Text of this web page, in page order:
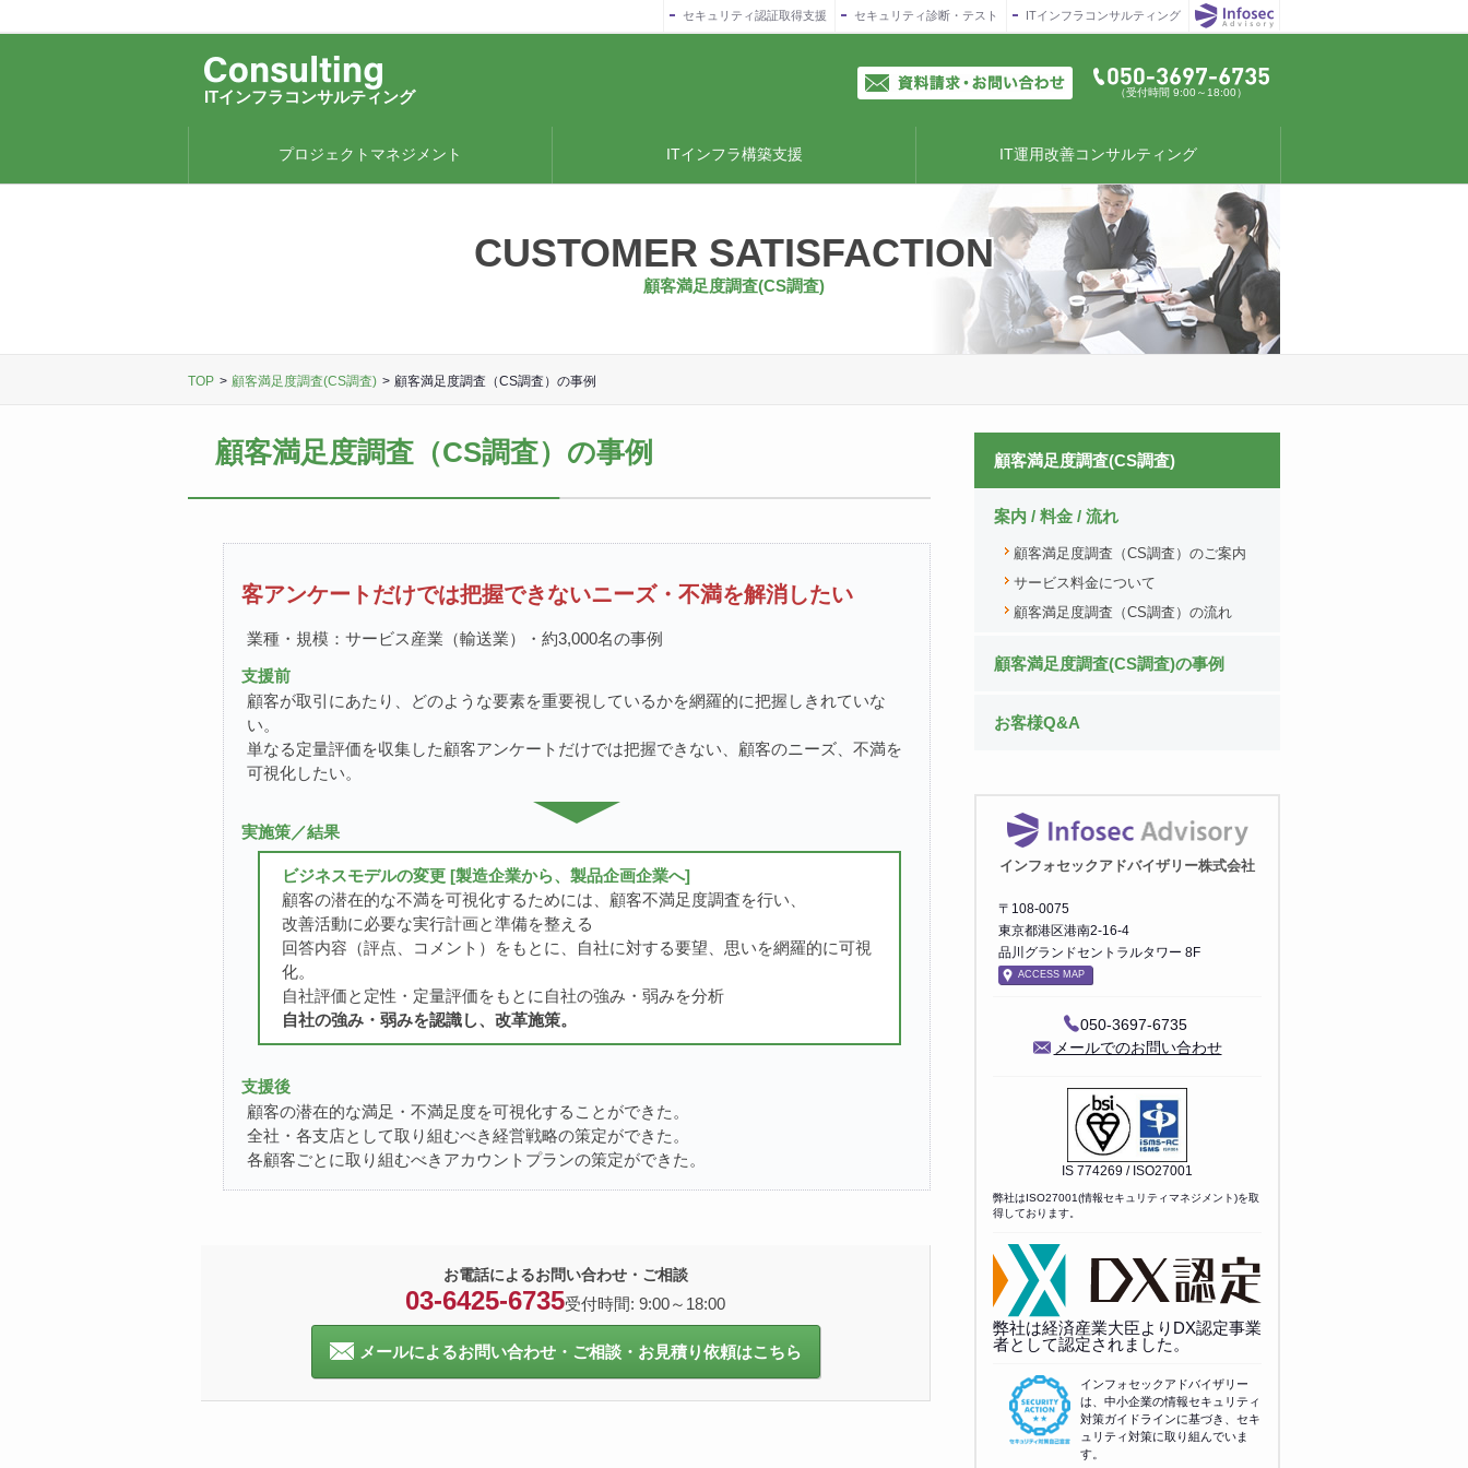
セキュリティ認証取得支援 セキュリティ診断・テスト ITインフラコンサルティング
ITインフラコンサルティング （受付時間 9:00～18:00）
プロジェクトマネジメント ITインフラ構築支援 IT運用改善コンサルティング
CUSTOMER SATISFACTION
顧客満足度調査(CS調査)
TOP 顧客満足度調査(CS調査) 顧客満足度調査（CS調査）の事例
顧客満足度調査（CS調査）の事例
客アンケートだけでは把握できないニーズ・不満を解消したい
業種・規模：サービス産業（輸送業）・約3,000名の事例
支援前
顧客が取引にあたり、どのような要素を重要視しているかを網羅的に把握しきれていな
い。
単なる定量評価を収集した顧客アンケートだけでは把握できない、顧客のニーズ、不満を
可視化したい。
実施策／結果
ビジネスモデルの変更 [製造企業から、製品企画企業へ]
顧客の潜在的な不満を可視化するためには、顧客不満足度調査を行い、
改善活動に必要な実行計画と準備を整える
回答内容（評点、コメント）をもとに、自社に対する要望、思いを網羅的に可視
化。
自社評価と定性・定量評価をもとに自社の強み・弱みを分析
自社の強み・弱みを認識し、改革施策。
支援後
顧客の潜在的な満足・不満足度を可視化することができた。
全社・各支店として取り組むべき経営戦略の策定ができた。
各顧客ごとに取り組むべきアカウントプランの策定ができた。
お電話によるお問い合わせ・ご相談
03-6425-6735受付時間: 9:00～18:00
メールによるお問い合わせ・ご相談・お見積り依頼はこちら
顧客満足度調査(CS調査)
案内 / 料金 / 流れ
顧客満足度調査（CS調査）のご案内
サービス料金について
顧客満足度調査（CS調査）の流れ
顧客満足度調査(CS調査)の事例
お客様Q&A
インフォセックアドバイザリー株式会社
〒108-0075
東京都港区港南2-16-4
品川グランドセントラルタワー 8F
ACCESS MAP
050-3697-6735
メールでのお問い合わせ
IS 774269 / ISO27001
弊社はISO27001(情報セキュリティマネジメント)を取
得しております。
弊社は経済産業大臣よりDX認定事業
者として認定されました。
インフォセックアドバイザリー
は、中小企業の情報セキュリティ
対策ガイドラインに基づき、セキ
ュリティ対策に取り組んでいま
す。